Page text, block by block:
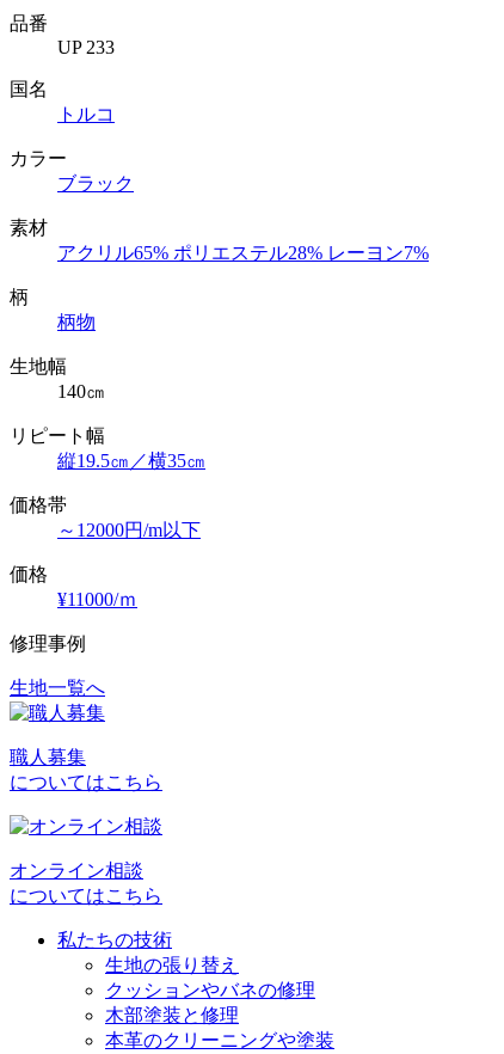
品番
UP 233
国名
トルコ
カラー
ブラック
素材
アクリル65% ポリエステル28% レーヨン7%
柄
柄物
生地幅
140㎝
リピート幅
縦19.5㎝／横35㎝
価格帯
～12000円/m以下
価格
¥11000/ｍ
修理事例
投
ナ
ビ
ー
生地一覧へ
職人募集
についてはこちら
オンライン相談
についてはこちら
私たちの技術
生地の張り替え
クッションやバネの修理
木部塗装と修理
本革のクリーニングや塗装